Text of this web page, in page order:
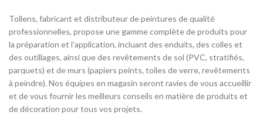
Tollens, fabricant et distributeur de peintures de qualité
professionnelles, propose une gamme complète de produits pour
la préparation et l’application, incluant des enduits, des colles et
des outillages, ainsi que des revêtements de sol (PVC, stratifiés,
parquets) et de murs (papiers peints, toiles de verre, revêtements
à peindre). Nos équipes en magasin seront ravies de vous accueillir
et de vous fournir les meilleurs conseils en matière de produits et
de décoration pour tous vos projets.